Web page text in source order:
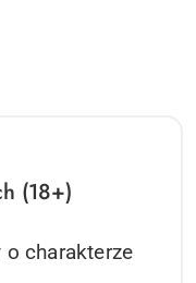
(18+)
o charakterze